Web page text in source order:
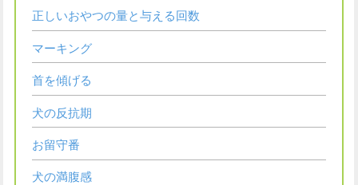
正しいおやつの量と与える回数
マーキング
首を傾げる
犬の反抗期
お留守番
犬の満腹感